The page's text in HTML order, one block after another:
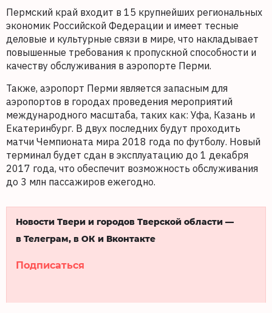
Пермский край входит в 15 крупнейших региональных
экономик Российской Федерации и имеет тесные
деловые и культурные связи в мире, что накладывает
повышенные требования к пропускной способности и
качеству обслуживания в аэропорте Перми.
Также, аэропорт Перми является запасным для
аэропортов в городах проведения мероприятий
международного масштаба, таких как: Уфа, Казань и
Екатеринбург. В двух последних будут проходить
матчи Чемпионата мира 2018 года по футболу. Новый
терминал будет сдан в эксплуатацию до 1 декабря
2017 года, что обеспечит возможность обслуживания
до 3 млн пассажиров ежегодно.
Новости Твери и городов Тверской области —
в Телеграм, в ОК и Вконтакте
Подписаться